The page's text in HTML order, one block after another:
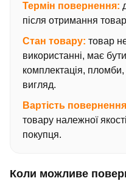
Термін повернення:
після отримання
Стан товару: товар
використанні, має
комплектація,
вигляд.
Вартість
товару належної
покупця.
Коли можливе